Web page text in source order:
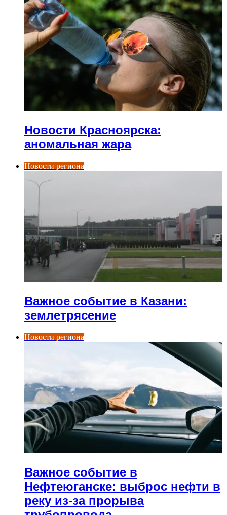
Новости Красноярска:
аномальная жара
Новости региона
Важное событие в Казани:
землетрясение
Новости региона
Важное событие в
Нефтеюганске: выброс нефти в
реку из-за прорыва